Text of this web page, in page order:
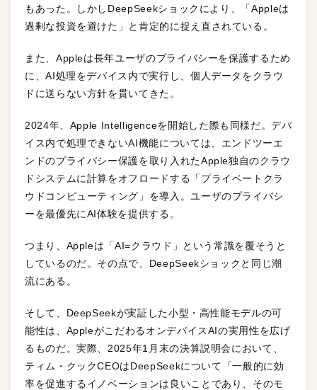
もあった。しかしDeepSeekショックにより、「Appleは
過剰な投資を避けた」と肯定的に捉え直されている。
また、Appleは長年ユーザのプライバシーを保護するため
に、AI処理をデバイス内で実行し、個人データをクラウ
ドに送らない方針を貫いてきた。
2024年、Apple Intelligenceを開始した際も同様だ。デバ
イス内で処理できないAI機能については、エンドツーエ
ンドのプライバシー保護を取り入れたApple独自のクラウ
ドシステムに計算をオフロードする「プライベートクラ
ウドコンピューティング」を導入。ユーザのプライバシ
ーを最優先にAI体験を提供する。
つまり、Appleは「AI=クラウド」という常識を覆そうと
しているのだ。その点で、DeepSeekショックと同じ潮
流にある。
そして、DeepSeekが実証した小型・高性能モデルの可
能性は、AppleがこだわるオンデバイスAIの実用性を広げ
るものだ。実際、2025年1月末の決算説明会において、
ティム・クックCEOはDeepSeekについて「一般的に効
率を促進するイノベーションは良いことであり、そのモ